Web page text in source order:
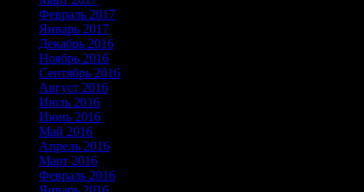
Февраль 2017
Январь 2017
Декабрь 2016
Ноябрь 2016
Сентябрь 2016
Август 2016
Июль 2016
Июнь 2016
Май 2016
Апрель 2016
Март 2016
Февраль 2016